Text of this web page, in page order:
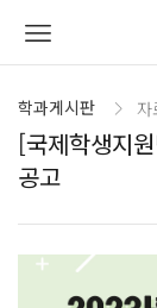
학과게시판 자
[국제학생지
공고